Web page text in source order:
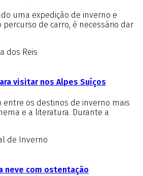
uma expedição de inverno e
de carro, é necessário dar
dos Reis
visitar nos Alpes Suíços
entre os destinos de inverno mais
e a literatura. Durante a
de Inverno
neve com ostentação